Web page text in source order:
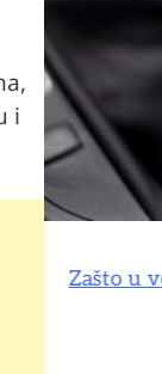
i
Zašto u